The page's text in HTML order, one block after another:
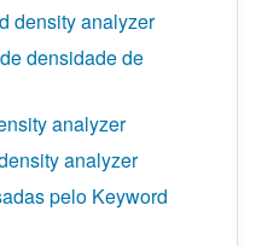
density analyzer
densidade de
analyzer
analyzer
pelo Keyword